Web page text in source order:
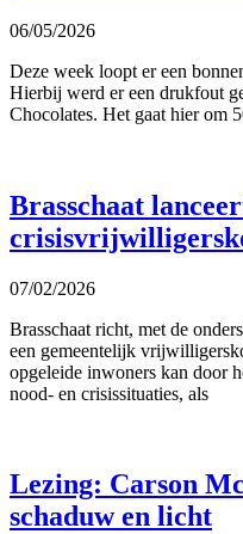
06/05/2026
Deze week loopt er een
Hierbij werd er een drukfout
Chocolates. Het gaat hier om
Brasschaat
07/02/2026
Brasschaat richt, met de
een gemeentelijk
opgeleide inwoners kan door
nood- en crisissituaties, als
Lezing: Carson
schaduw en licht